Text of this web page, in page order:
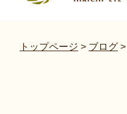
トップページ > ブログ >